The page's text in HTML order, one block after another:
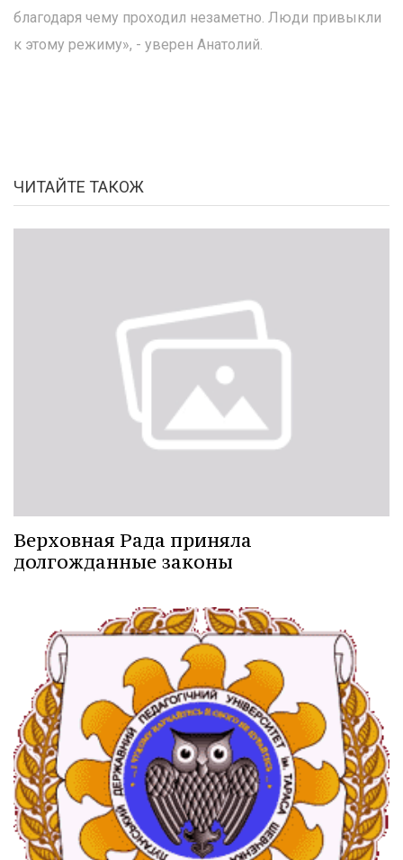
благодаря чему проходил незаметно. Люди привыкли
к этому режиму», - уверен Анатолий.
ЧИТАЙТЕ ТАКОЖ
Верховная Рада приняла
долгожданные законы